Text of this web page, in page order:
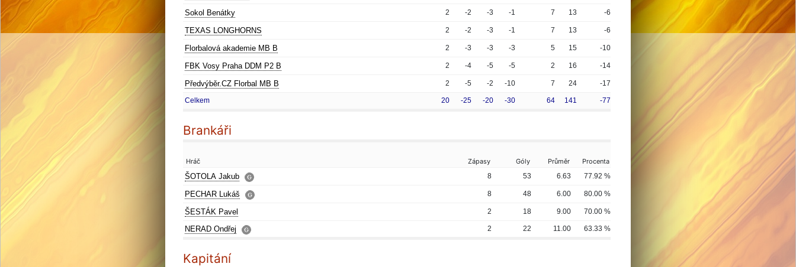
Sokol Benátky 2 -2 -3 -1 7 13 -6
TEXAS LONGHORNS 2 -2 -3 -1 7 13 -6
Florbalová akademie MB B 2 -3 -3 -3 5 15 -10
FBK Vosy Praha DDM P2 B 2 -4 -5 -5 2 16 -14
Předvýběr.CZ Florbal MB B 2 -5 -2 -10 7 24 -17
Celkem 20 -25 -20 -30 64 141 -77
Brankáři
Hráč Zápasy Góly Průměr Procenta
ŠOTOLA Jakub 8 53 6.63 77.92 %
PECHAR Lukáš 8 48 6.00 80.00 %
ŠESTÁK Pavel 2 18 9.00 70.00 %
NERAD Ondřej 2 22 11.00 63.33 %
Kapitání